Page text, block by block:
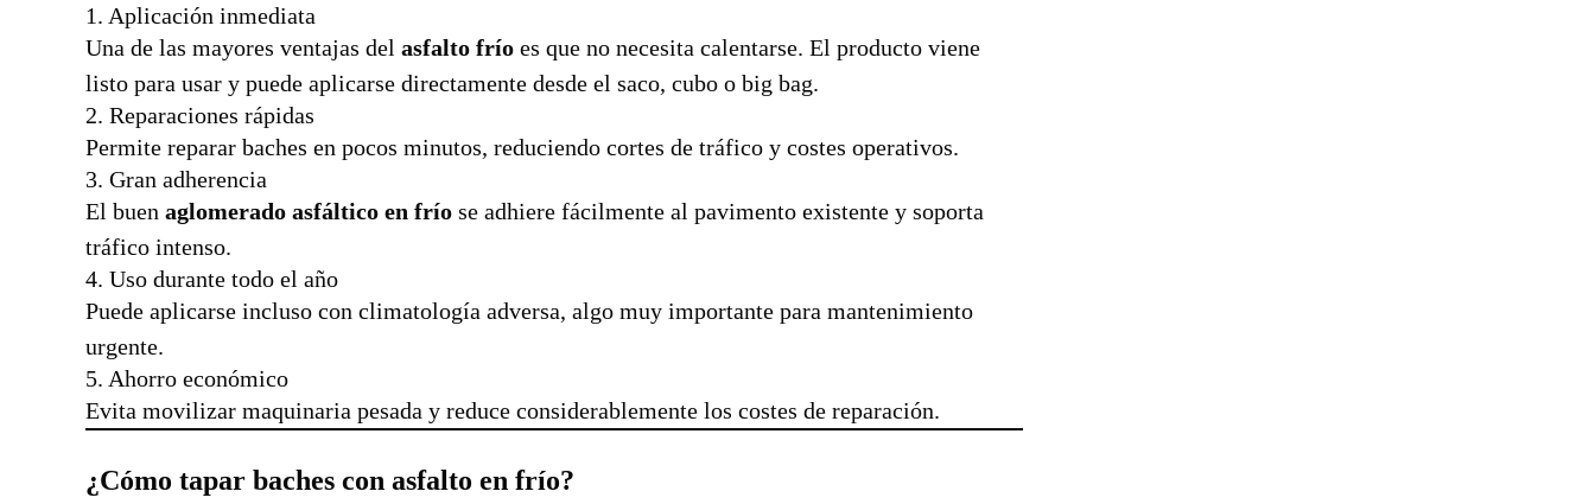
1. Aplicación inmediata
Una de las mayores ventajas del asfalto frío es que no necesita calentarse. El producto viene
listo para usar y puede aplicarse directamente desde el saco, cubo o big bag.
2. Reparaciones rápidas
Permite reparar baches en pocos minutos, reduciendo cortes de tráfico y costes operativos.
3. Gran adherencia
El buen aglomerado asfáltico en frío se adhiere fácilmente al pavimento existente y soporta
tráfico intenso.
4. Uso durante todo el año
Puede aplicarse incluso con climatología adversa, algo muy importante para mantenimiento
urgente.
5. Ahorro económico
Evita movilizar maquinaria pesada y reduce considerablemente los costes de reparación.
¿Cómo tapar baches con asfalto en frío?